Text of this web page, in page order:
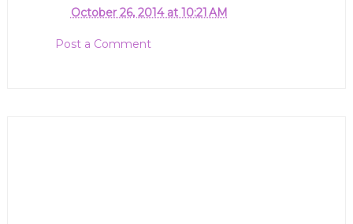
October 26, 2014 at 10:21 AM
Post a Comment